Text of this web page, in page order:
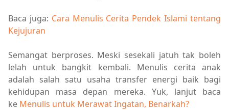
Baca juga: Cara Menulis Cerita Pendek Islami tentang
Kejujuran
Semangat berproses. Meski sesekali jatuh tak boleh
lelah untuk bangkit kembali. Menulis cerita anak
adalah salah satu usaha transfer energi baik bagi
kehidupan masa depan mereka. Yuk, lanjut baca
ke Menulis untuk Merawat Ingatan, Benarkah?